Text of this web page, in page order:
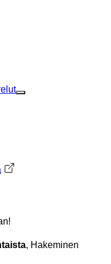
uuteen välilehteen
välilehteen
Avautuu uuteen välilehteen
, Hakeminen